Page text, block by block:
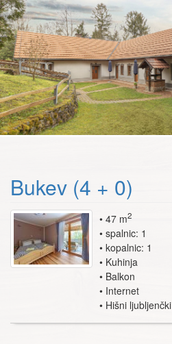
Bukev (4 + 0)
47 m2
spalnic: 1
kopalnic: 1
Kuhinja
Balkon
Internet
Hišni ljubljenčki